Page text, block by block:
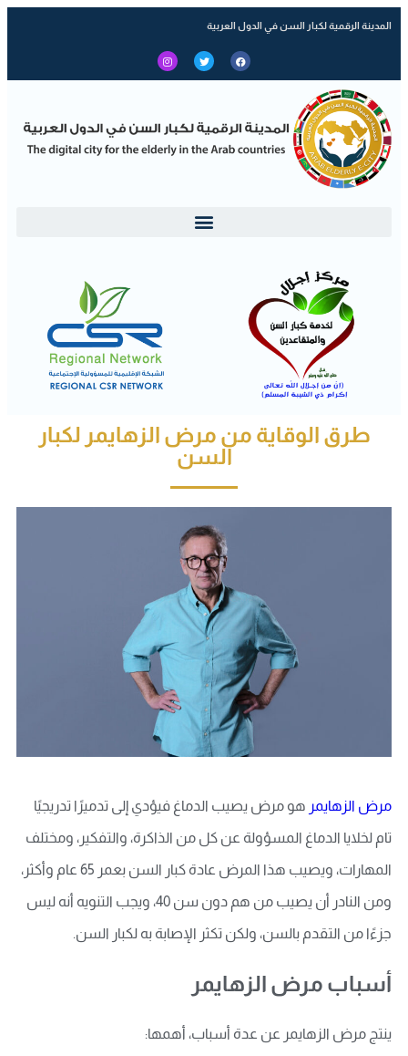
المدينة الرقمية لكبار السن في الدول العربية
طرق الوقاية من مرض الزهايمر لكبار
السن
مرض الزهايمر هو مرض يصيب الدماغ فيؤدي إلى تدميرًا تدريجيًا
تام لخلايا الدماغ المسؤولة عن كل من الذاكرة، والتفكير، ومختلف
المهارات، ويصيب هذا المرض عادة كبار السن بعمر 65 عام وأكثر،
ومن النادر أن يصيب من هم دون سن 40، ويجب التنويه أنه ليس
جزءًا من التقدم بالسن، ولكن تكثر الإصابة به لكبار السن.
أسباب مرض الزهايمر
ينتج مرض الزهايمر عن عدة أسباب، أهمها: